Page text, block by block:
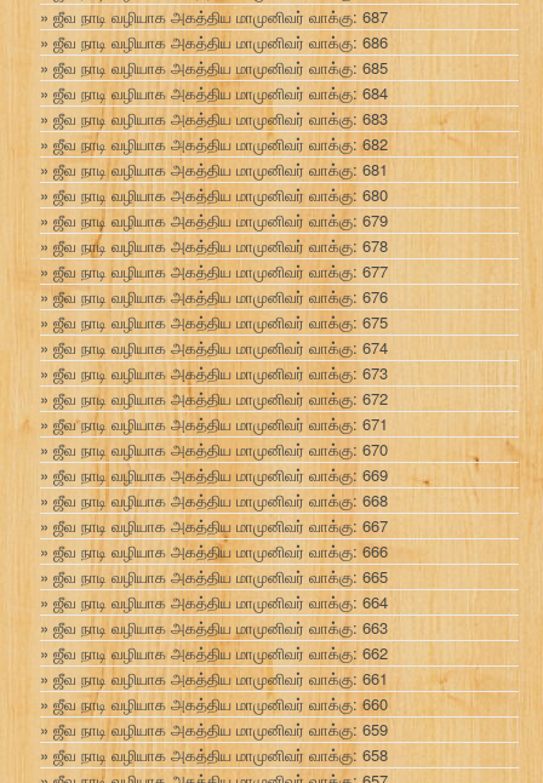
ஜீவ நாடி வழியாக அகத்திய மாமுனிவர் வாக்கு: 687
ஜீவ நாடி வழியாக அகத்திய மாமுனிவர் வாக்கு: 686
ஜீவ நாடி வழியாக அகத்திய மாமுனிவர் வாக்கு: 685
ஜீவ நாடி வழியாக அகத்திய மாமுனிவர் வாக்கு: 684
ஜீவ நாடி வழியாக அகத்திய மாமுனிவர் வாக்கு: 683
ஜீவ நாடி வழியாக அகத்திய மாமுனிவர் வாக்கு: 682
ஜீவ நாடி வழியாக அகத்திய மாமுனிவர் வாக்கு: 681
ஜீவ நாடி வழியாக அகத்திய மாமுனிவர் வாக்கு: 680
ஜீவ நாடி வழியாக அகத்திய மாமுனிவர் வாக்கு: 679
ஜீவ நாடி வழியாக அகத்திய மாமுனிவர் வாக்கு: 678
ஜீவ நாடி வழியாக அகத்திய மாமுனிவர் வாக்கு: 677
ஜீவ நாடி வழியாக அகத்திய மாமுனிவர் வாக்கு: 676
ஜீவ நாடி வழியாக அகத்திய மாமுனிவர் வாக்கு: 675
ஜீவ நாடி வழியாக அகத்திய மாமுனிவர் வாக்கு: 674
ஜீவ நாடி வழியாக அகத்திய மாமுனிவர் வாக்கு: 673
ஜீவ நாடி வழியாக அகத்திய மாமுனிவர் வாக்கு: 672
ஜீவ நாடி வழியாக அகத்திய மாமுனிவர் வாக்கு: 671
ஜீவ நாடி வழியாக அகத்திய மாமுனிவர் வாக்கு: 670
ஜீவ நாடி வழியாக அகத்திய மாமுனிவர் வாக்கு: 669
ஜீவ நாடி வழியாக அகத்திய மாமுனிவர் வாக்கு: 668
ஜீவ நாடி வழியாக அகத்திய மாமுனிவர் வாக்கு: 667
ஜீவ நாடி வழியாக அகத்திய மாமுனிவர் வாக்கு: 666
ஜீவ நாடி வழியாக அகத்திய மாமுனிவர் வாக்கு: 665
ஜீவ நாடி வழியாக அகத்திய மாமுனிவர் வாக்கு: 664
ஜீவ நாடி வழியாக அகத்திய மாமுனிவர் வாக்கு: 663
ஜீவ நாடி வழியாக அகத்திய மாமுனிவர் வாக்கு: 662
ஜீவ நாடி வழியாக அகத்திய மாமுனிவர் வாக்கு: 661
ஜீவ நாடி வழியாக அகத்திய மாமுனிவர் வாக்கு: 660
ஜீவ நாடி வழியாக அகத்திய மாமுனிவர் வாக்கு: 659
ஜீவ நாடி வழியாக அகத்திய மாமுனிவர் வாக்கு: 658